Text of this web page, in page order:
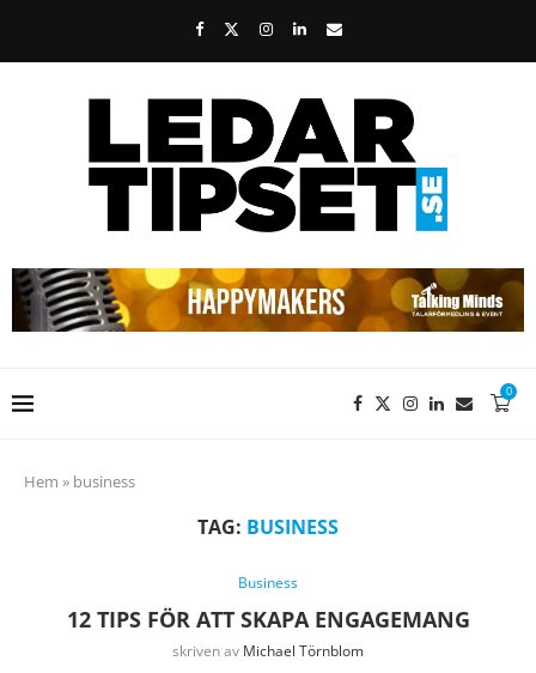
0
Hem » business
TAG: BUSINESS
Business
12 TIPS FÖR ATT SKAPA ENGAGEMANG
skriven av Michael Törnblom